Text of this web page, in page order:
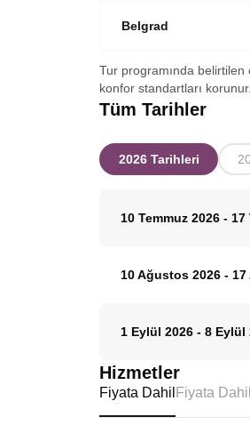
Belgrad
Tur programında
konfor standartları korunur.
Tüm Tarihler
2026 Tarihleri
10 Temmuz 2026 - 17
10 Ağustos 2026 -
1 Eylül 2026 - 8 Eylül
Hizmetler
Fiyata Dahil Fiyata